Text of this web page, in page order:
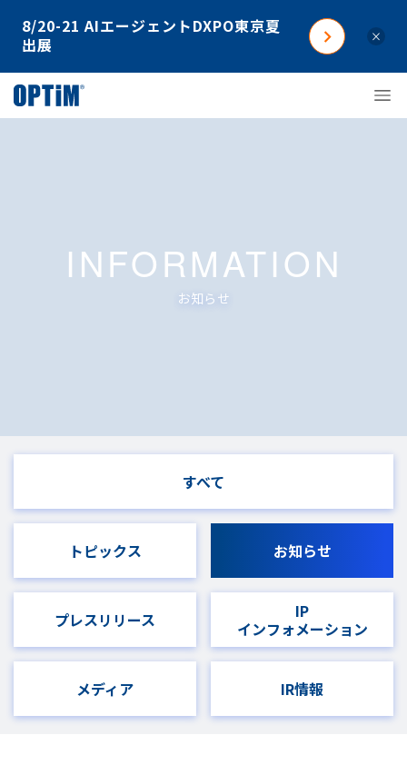
8/20-21 AIエージェントDXPO東京夏
出展
×
INFORMATION
お知らせ
すべて
トピックス お知らせ
プレスリリース
IP
インフォメーション
メディア IR情報